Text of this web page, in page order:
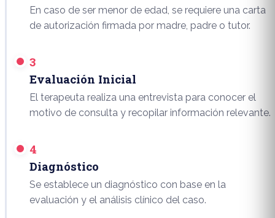
En caso de ser menor de edad, se requiere una carta
de autorización firmada por madre, padre o tutor.
3
Evaluación Inicial
El terapeuta realiza una entrevista para conocer el
motivo de consulta y recopilar información relevante.
4
Diagnóstico
Se establece un diagnóstico con base en la
evaluación y el análisis clínico del caso.